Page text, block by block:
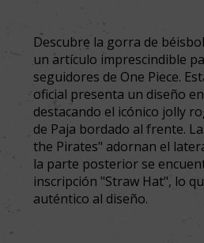
Descubre la gorra de
un artículo imprescindible
seguidores de One Piece.
oficial presenta un diseño
destacando el icónico jolly
de Paja bordado al frente.
the Pirates" adornan el
la parte posterior se
inscripción "Straw Hat", lo
auténtico al diseño.